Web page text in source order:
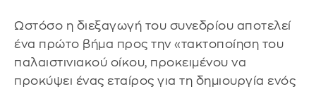
Ωστόσο η διεξαγωγή του συνεδρίου αποτελεί
ένα πρώτο βήμα προς την «τακτοποίηση του
παλαιστινιακού οίκου, προκειμένου να
προκύψει ένας εταίρος για τη δημιουργία ενός